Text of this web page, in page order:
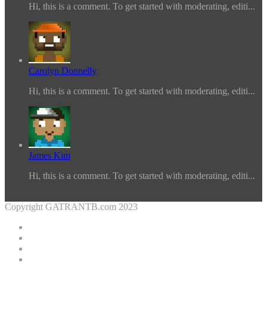
Hi, this is a comment. To get started with moderating, editi...
Carolyn Donnelly
Hi, this is a comment. To get started with moderating, editi...
James Kim
Hi, this is a comment. To get started with moderating, editi...
Copyright GATRANTB.com 2023